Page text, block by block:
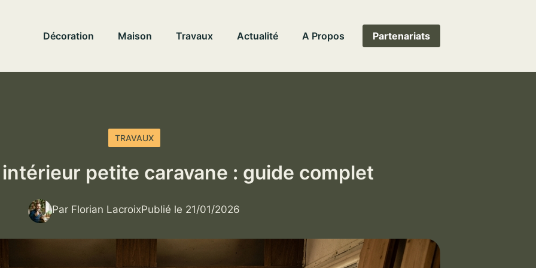
Décoration Maison Travaux Actualité A Propos Partenariats
TRAVAUX
petite caravane : guide complet
Par Florian LacroixPublié le 21/01/2026